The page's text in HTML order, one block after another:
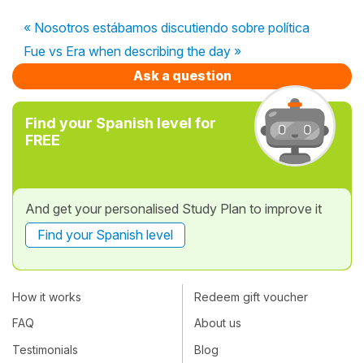
« Nosotros estábamos discutiendo sobre política
Fue vs Era when describing the day »
Ask a question
Find your Spanish level for
FREE
And get your personalised Study Plan to improve it
Find your Spanish level
How it works
FAQ
Testimonials
Redeem gift voucher
About us
Blog